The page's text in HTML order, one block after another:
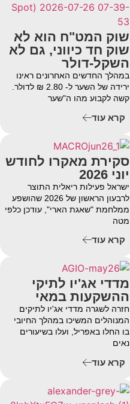
שוק המט"ח הוא לא
שוק חד כיווני, גם לא
השקל-דולר
במהלך החדשים האחרונים ראינו
ירידה של השער ל- 2.80 ₪ לדולר.
קשה לקבוע מהו ה"שער
קרא עוד
סקירת מאקרו לחודש
יוני 2026
ישראל פעילות ריאלית התוצר
לרבעון הראשון של 2026 שהושפע
ממלחמת "שאגת הארי", עודכן כלפי
מטה
קרא עוד
מדדי אג'יו לתיקי
ההשקעות במאי
חזרה לשגרה מדדי אג'יו לתיקים
המנוהלים המשיכו במהלך החיובי
בו החלו באפריל, ועלו בשיעורים
נאים
קרא עוד